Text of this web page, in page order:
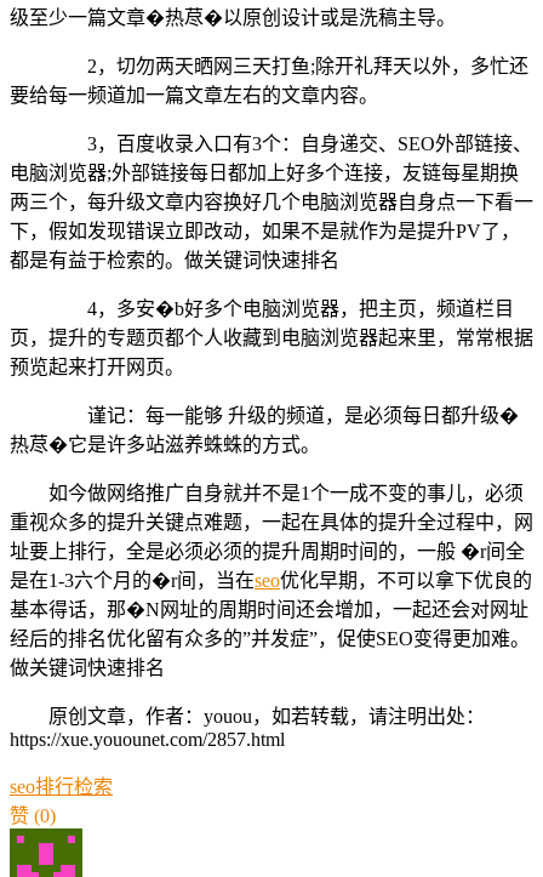
级至少一篇文章�热荩�以原创设计或是洗稿主导。
2，切勿两天晒网三天打鱼;除开礼拜天以外，多忙还
要给每一频道加一篇文章左右的文章内容。
3，百度收录入口有3个：自身递交、SEO外部链接、
电脑浏览器;外部链接每日都加上好多个连接，友链每星期换
两三个，每升级文章内容换好几个电脑浏览器自身点一下看一
下，假如发现错误立即改动，如果不是就作为是提升PV了，
都是有益于检索的。做关键词快速排名
4，多安�b好多个电脑浏览器，把主页，频道栏目
页，提升的专题页都个人收藏到电脑浏览器起来里，常常根据
预览起来打开网页。
谨记：每一能够 升级的频道，是必须每日都升级�
热荩�它是许多站滋养蛛蛛的方式。
如今做网络推广自身就并不是1个一成不变的事儿，必须
重视众多的提升关键点难题，一起在具体的提升全过程中，网
址要上排行，全是必须必须的提升周期时间的，一般 �r间全
是在1-3六个月的�r间，当在seo优化早期，不可以拿下优良的
基本得话，那�N网址的周期时间还会增加，一起还会对网址
经后的排名优化留有众多的”并发症”，促使SEO变得更加难。
做关键词快速排名
原创文章，作者：youou，如若转载，请注明出处：
https://xue.youounet.com/2857.html
seo排行检索
赞 (0)